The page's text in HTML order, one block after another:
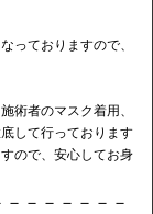
っておりますので、
術者のマスク着用、
して行っております
ので、安心してお身
－－－－－－